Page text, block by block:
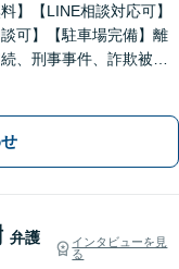
】【LINE相談対応可】
談可】【駐車場完備】離
、刑事事件、詐欺被
たします【地元・福島
】
弁護
インタビューを見
る